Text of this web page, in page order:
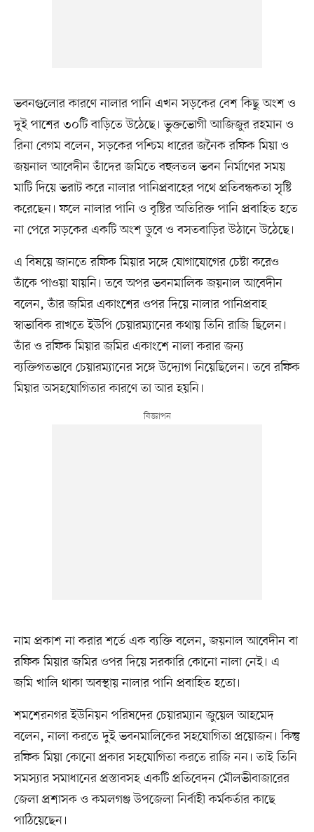
ভবনগুলোর কারণে নালার পানি এখন সড়কের বেশ কিছু অংশ ও
দুই পাশের ৩০টি বাড়িতে উঠেছে। ভুক্তভোগী আজিজুর রহমান ও
রিনা বেগম বলেন, সড়কের পশ্চিম ধারের জনৈক রফিক মিয়া ও
জয়নাল আবেদীন তাঁদের জমিতে বহুলতল ভবন নির্মাণের সময়
মাটি দিয়ে ভরাট করে নালার পানিপ্রবাহের পথে প্রতিবন্ধকতা সৃষ্টি
করেছেন। ফলে নালার পানি ও বৃষ্টির অতিরিক্ত পানি প্রবাহিত হতে
না পেরে সড়কের একটি অংশ ডুবে ও বসতবাড়ির উঠানে উঠেছে।
এ বিষয়ে জানতে রফিক মিয়ার সঙ্গে যোগাযোগের চেষ্টা করেও
তাঁকে পাওয়া যায়নি। তবে অপর ভবনমালিক জয়নাল আবেদীন
বলেন, তাঁর জমির একাংশের ওপর দিয়ে নালার পানিপ্রবাহ
স্বাভাবিক রাখতে ইউপি চেয়ারম্যানের কথায় তিনি রাজি ছিলেন।
তাঁর ও রফিক মিয়ার জমির একাংশে নালা করার জন্য
ব্যক্তিগতভাবে চেয়ারম্যানের সঙ্গে উদ্যোগ নিয়েছিলেন। তবে রফিক
মিয়ার অসহযোগিতার কারণে তা আর হয়নি।
নাম প্রকাশ না করার শর্তে এক ব্যক্তি বলেন, জয়নাল আবেদীন বা
রফিক মিয়ার জমির ওপর দিয়ে সরকারি কোনো নালা নেই। এ
জমি খালি থাকা অবস্থায় নালার পানি প্রবাহিত হতো।
শমশেরনগর ইউনিয়ন পরিষদের চেয়ারম্যান জুয়েল আহমেদ
বলেন, নালা করতে দুই ভবনমালিকের সহযোগিতা প্রয়োজন। কিন্তু
রফিক মিয়া কোনো প্রকার সহযোগিতা করতে রাজি নন। তাই তিনি
সমস্যার সমাধানের প্রস্তাবসহ একটি প্রতিবেদন মৌলভীবাজারের
জেলা প্রশাসক ও কমলগঞ্জ উপজেলা নির্বাহী কর্মকর্তার কাছে
পাঠিয়েছেন।